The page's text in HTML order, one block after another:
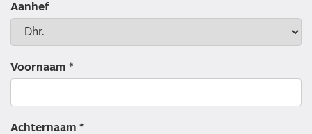
Aanhef
Voornaam *
Achternaam *